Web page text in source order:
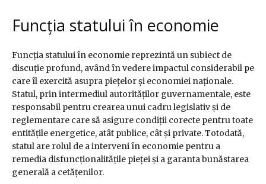
Funcția statului în economie
Funcția statului în economie reprezintă un subiect de
discuție profund, având în vedere impactul considerabil pe
care îl exercită asupra piețelor și economiei naționale.
Statul, prin intermediul autorităților guvernamentale, este
responsabil pentru crearea unui cadru legislativ și de
reglementare care să asigure condiții corecte pentru toate
entitățile energetice, atât publice, cât și private. Totodată,
statul are rolul de a interveni în economie pentru a
remedia disfuncționalitățile pieței și a garanta bunăstarea
generală a cetățenilor.